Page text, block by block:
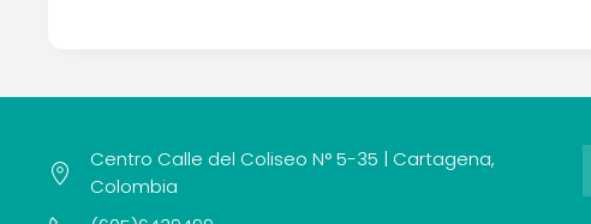
Centro Calle del Coliseo N° 5-35 | Cartagena,
Colombia